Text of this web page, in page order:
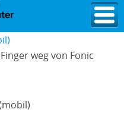
weg von Fonic